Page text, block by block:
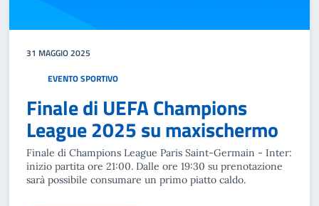
31 MAGGIO 2025
EVENTO SPORTIVO
Finale di UEFA Champions
League 2025 su maxischermo
Finale di Champions League Paris Saint-Germain - Inter:
inizio partita ore 21:00. Dalle ore 19:30 su prenotazione
sarà possibile consumare un primo piatto caldo.